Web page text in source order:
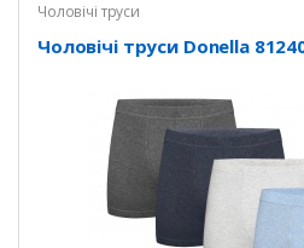
Чоловічі труси
Чоловічі труси Donella